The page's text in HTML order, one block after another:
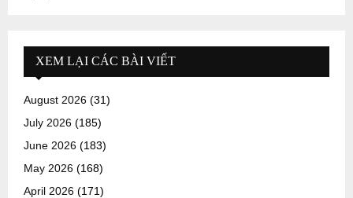
XEM LẠI CÁC BÀI VIẾT
August 2026 (31)
July 2026 (185)
June 2026 (183)
May 2026 (168)
April 2026 (171)